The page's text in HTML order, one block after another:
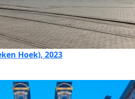
Hoek), 2023